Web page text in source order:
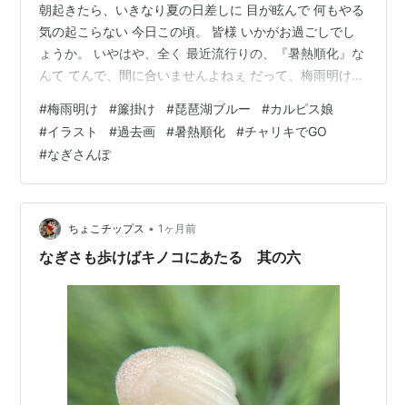
朝起きたら、いきなり夏の日差しに 目が眩んで 何もやる
気の起こらない 今日この頃。 皆様 いかがお過ごしでし
ょうか。 いやはや、全く 最近流行りの、『暑熱順化』な
んて てんで、間に合いませんよねぇ だって、梅雨明け前
か、まだ冬用の羽毛布団に、 毛布。もこもこ敷き毛布 と
言う 真冬セットのまま寝てんすから（笑） …。それも如
何なものか（笑） でも、ほんとここ数年では 珍しい、昔
懐かしい梅雨時でしたよね 今朝やってたニュース番組で
も お天気コーナーで、 気温の低さと、日照時間の少なさ
に触れて…
#梅雨明け #簾掛け #琵琶湖ブルー #カルピス娘
#イラスト #過去画 #暑熱順化 #チャリキでGO
#なぎさんぽ
ちょこチップス • 1ヶ月前
なぎさも歩けばキノコにあたる 其の六